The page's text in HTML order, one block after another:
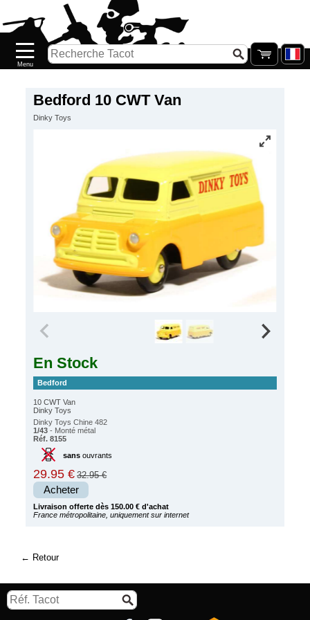
Bedford 10 CWT Van
Dinky Toys
En Stock
Bedford
10 CWT Van
Dinky Toys
Dinky Toys Chine 482
1/43 - Monté métal
Réf. 8155
sansouvrants
29.95 € 32.95 €
Acheter
Livraison offerte dès 150.00 € d'achat
France métropolitaine, uniquement sur internet
Retour
Nouveautés
Catalogue/Stock